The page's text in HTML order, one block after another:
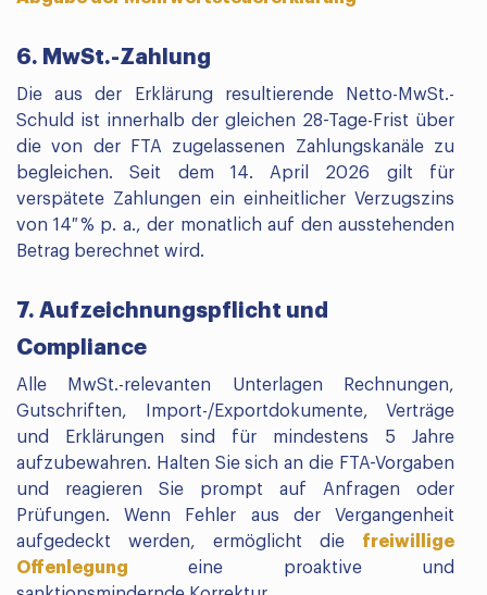
6. MwSt.-Zahlung
Die aus der Erklärung resultierende Netto-MwSt.-
Schuld ist innerhalb der gleichen 28-Tage-Frist über
die von der FTA zugelassenen Zahlungskanäle zu
begleichen. Seit dem 14. April 2026 gilt für
verspätete Zahlungen ein einheitlicher Verzugszins
von 14 % p. a., der monatlich auf den ausstehenden
Betrag berechnet wird.
7. Aufzeichnungspflicht und
Compliance
Alle MwSt.-relevanten Unterlagen Rechnungen,
Gutschriften, Import-/Exportdokumente, Verträge
und Erklärungen sind für mindestens 5 Jahre
aufzubewahren. Halten Sie sich an die FTA-Vorgaben
und reagieren Sie prompt auf Anfragen oder
Prüfungen. Wenn Fehler aus der Vergangenheit
aufgedeckt werden, ermöglicht die freiwillige
Offenlegung eine proaktive und